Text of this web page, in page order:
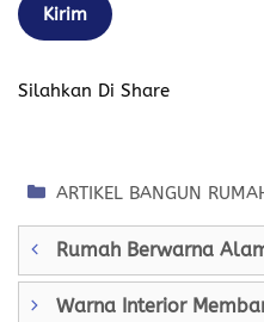
Silahkan Di Share
Kategori
ARTIKEL BANGUN
Rumah Berwarna
Warna Interior